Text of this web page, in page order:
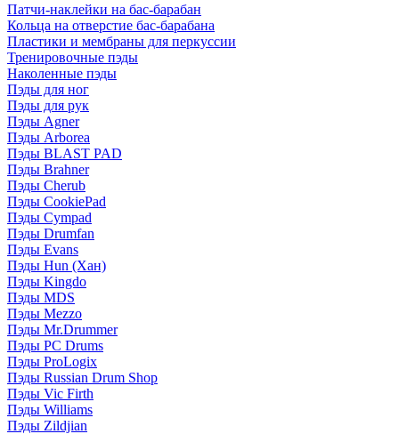
Патчи-наклейки на бас-барабан
Кольца на отверстие бас-барабана
Пластики и мембраны для перкуссии
Тренировочные пэды
Наколенные пэды
Пэды для ног
Пэды для рук
Пэды Agner
Пэды Arborea
Пэды BLAST PAD
Пэды Brahner
Пэды Cherub
Пэды CookiePad
Пэды Cympad
Пэды Drumfan
Пэды Evans
Пэды Hun (Хан)
Пэды Kingdo
Пэды MDS
Пэды Mezzo
Пэды Mr.Drummer
Пэды PC Drums
Пэды ProLogix
Пэды Russian Drum Shop
Пэды Vic Firth
Пэды Williams
Пэды Zildjian